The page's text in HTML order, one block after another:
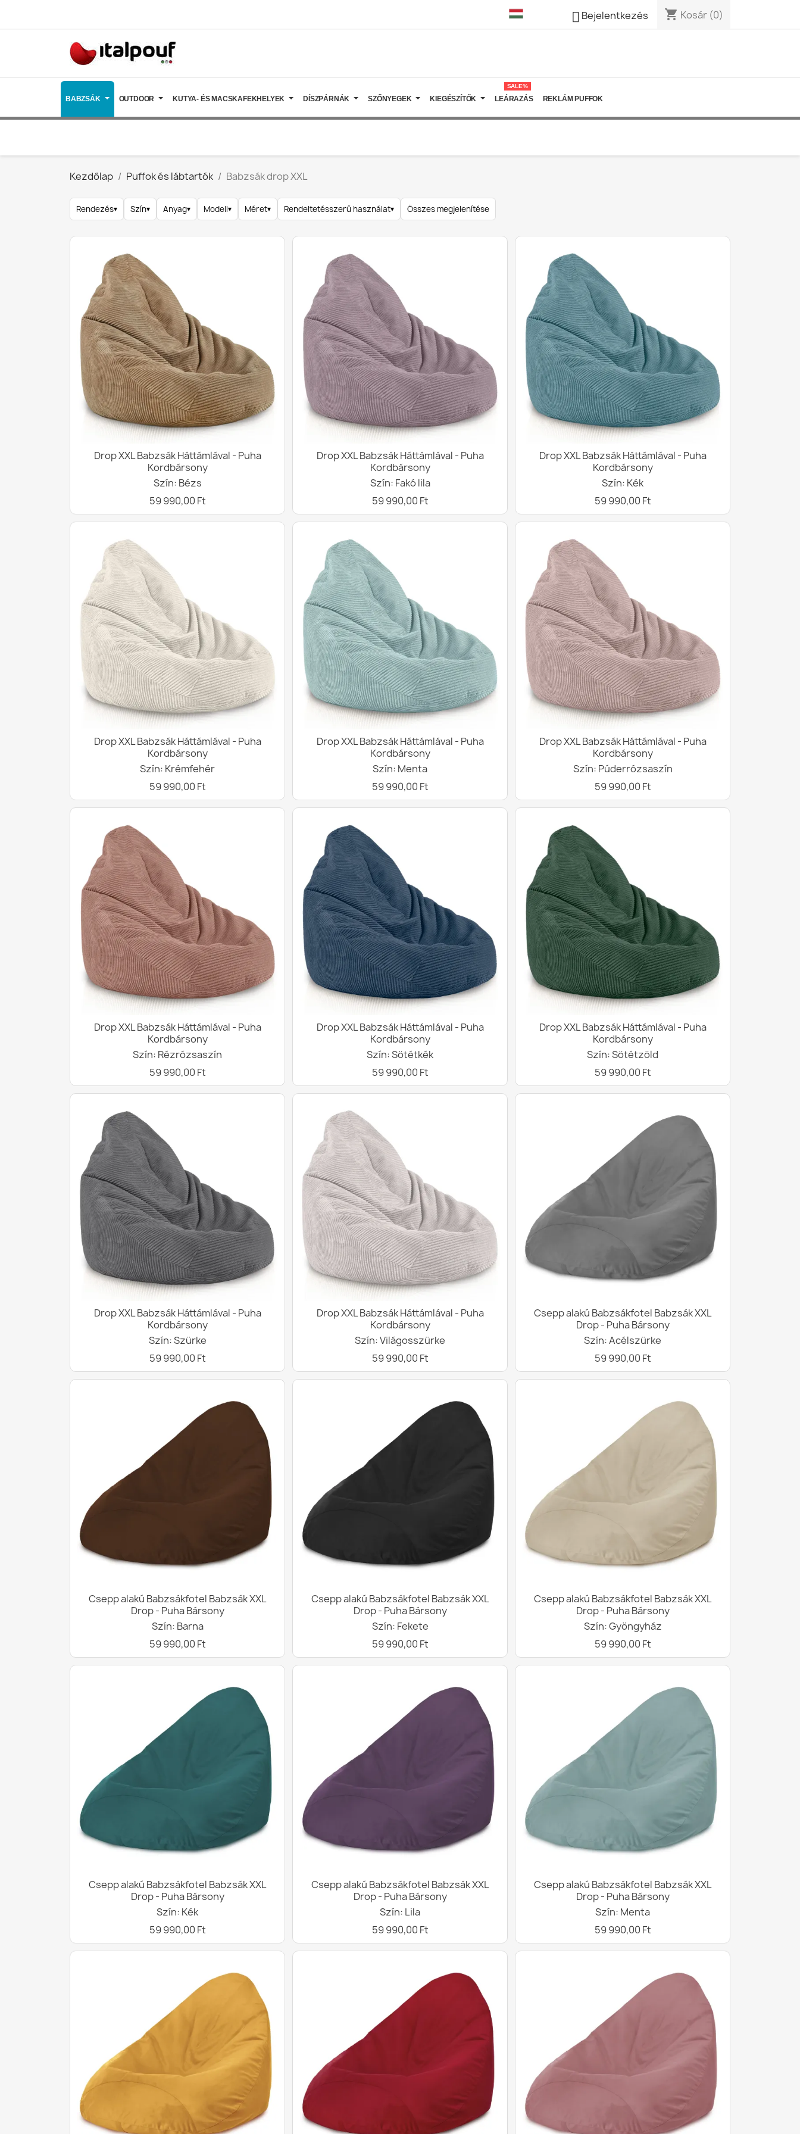
 Bejelentkezés shopping_cart Kosár (0)
BABZSÁK OUTDOOR KUTYA- ÉS MACSKAFEKHELYEK DÍSZPÁRNÁK SZŐNYEGEK KIEGÉSZÍTŐK LEÁRAZÁS
SALE%
REKLÁM PUFFOK
Kezdőlap Puffok és lábtartók Babzsák drop XXL
Rendezés▾ Szín▾ Anyag▾ Modell▾ Méret▾ Rendeltetésszerű használat▾ Összes megjelenítése
Drop XXL Babzsák Háttámlával - Puha
Kordbársony
Szín: Bézs
59 990,00 Ft
Drop XXL Babzsák Háttámlával - Puha
Kordbársony
Szín: Fakó lila
59 990,00 Ft
Drop XXL Babzsák Háttámlával - Puha
Kordbársony
Szín: Kék
59 990,00 Ft
Drop XXL Babzsák Háttámlával - Puha
Kordbársony
Szín: Krémfehér
59 990,00 Ft
Drop XXL Babzsák Háttámlával - Puha
Kordbársony
Szín: Menta
59 990,00 Ft
Drop XXL Babzsák Háttámlával - Puha
Kordbársony
Szín: Púderrózsaszín
59 990,00 Ft
Drop XXL Babzsák Háttámlával - Puha
Kordbársony
Szín: Rézrózsaszín
59 990,00 Ft
Drop XXL Babzsák Háttámlával - Puha
Kordbársony
Szín: Sötétkék
59 990,00 Ft
Drop XXL Babzsák Háttámlával - Puha
Kordbársony
Szín: Sötétzöld
59 990,00 Ft
Drop XXL Babzsák Háttámlával - Puha
Kordbársony
Szín: Szürke
59 990,00 Ft
Drop XXL Babzsák Háttámlával - Puha
Kordbársony
Szín: Világosszürke
59 990,00 Ft
Csepp alakú Babzsákfotel Babzsák XXL
Drop - Puha Bársony
Szín: Acélszürke
59 990,00 Ft
Csepp alakú Babzsákfotel Babzsák XXL
Drop - Puha Bársony
Szín: Barna
59 990,00 Ft
Csepp alakú Babzsákfotel Babzsák XXL
Drop - Puha Bársony
Szín: Fekete
59 990,00 Ft
Csepp alakú Babzsákfotel Babzsák XXL
Drop - Puha Bársony
Szín: Gyöngyház
59 990,00 Ft
Csepp alakú Babzsákfotel Babzsák XXL
Drop - Puha Bársony
Szín: Kék
59 990,00 Ft
Csepp alakú Babzsákfotel Babzsák XXL
Drop - Puha Bársony
Szín: Lila
59 990,00 Ft
Csepp alakú Babzsákfotel Babzsák XXL
Drop - Puha Bársony
Szín: Menta
59 990,00 Ft